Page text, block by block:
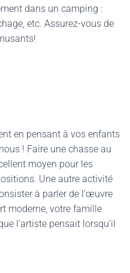
dans un camping :
etc. Assurez-vous de
en pensant à vos enfants
! Faire une chasse au
moyen pour les
Une autre activité
à parler de l’œuvre
moderne, votre famille
l’artiste pensait lorsqu’il